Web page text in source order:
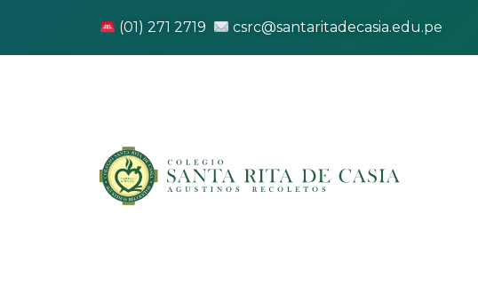
(01) 271 2719 csrc@santaritadecasia.edu.pe